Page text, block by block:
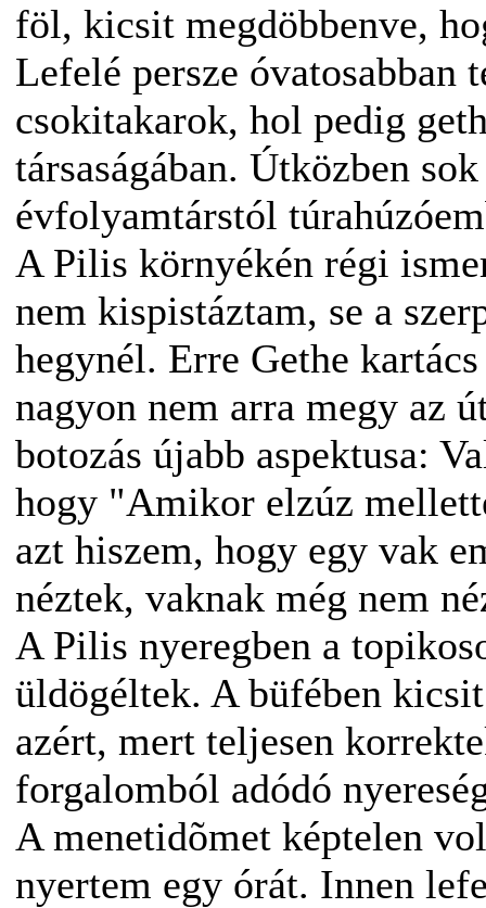
föl, kicsit megdöbbenve,
Lefelé persze óvatosabban
csokitakarok, hol pedig
társaságában. Útközben
évfolyamtárstól
A Pilis környékén régi
nem kispistáztam, se a
hegynél. Erre Gethe
nagyon nem arra megy az
botozás újabb aspektusa:
hogy "Amikor elzúz
azt hiszem, hogy egy vak
néztek, vaknak még nem
A Pilis nyeregben a
üldögéltek. A büfében
azért, mert teljesen
forgalomból adódó
A menetidõmet képtelen
nyertem egy órát. Innen